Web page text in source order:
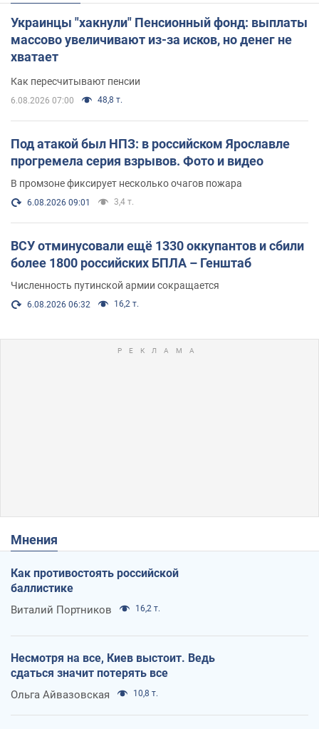
Украинцы "хакнули" Пенсионный фонд: выплаты
массово увеличивают из-за исков, но денег не
хватает
Как пересчитывают пенсии
6.08.2026 07:00 48,8 т.
Под атакой был НПЗ: в российском Ярославле
прогремела серия взрывов. Фото и видео
В промзоне фиксирует несколько очагов пожара
6.08.2026 09:01 3,4 т.
ВСУ отминусовали ещё 1330 оккупантов и сбили
более 1800 российских БПЛА – Генштаб
Численность путинской армии сокращается
6.08.2026 06:32 16,2 т.
Мнения
Как противостоять российской
баллистике
Виталий Портников 16,2 т.
Несмотря на все, Киев выстоит. Ведь
сдаться значит потерять все
Ольга Айвазовская 10,8 т.